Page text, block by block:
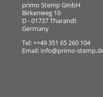
primo Stemp GmbH
Birkenweg 10
D - 01737 Tharandt
Germany
Tel: ++49 351 65 260 104
Email: info@primo-